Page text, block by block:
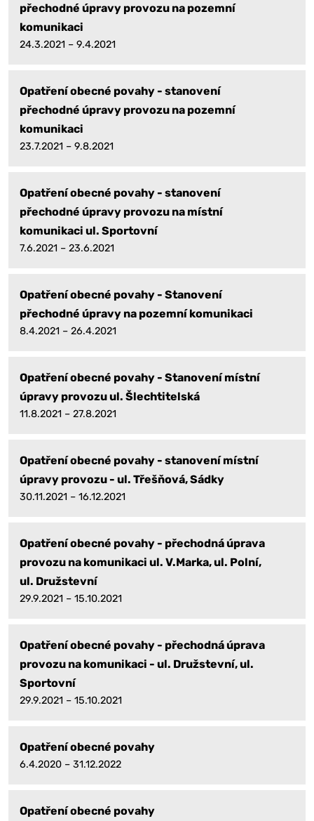
přechodné úpravy provozu na pozemní
komunikaci
24.3.2021 – 9.4.2021
Opatření obecné povahy - stanovení
přechodné úpravy provozu na pozemní
komunikaci
23.7.2021 – 9.8.2021
Opatření obecné povahy - stanovení
přechodné úpravy provozu na místní
komunikaci ul. Sportovní
7.6.2021 – 23.6.2021
Opatření obecné povahy - Stanovení
přechodné úpravy na pozemní komunikaci
8.4.2021 – 26.4.2021
Opatření obecné povahy - Stanovení místní
úpravy provozu ul. Šlechtitelská
11.8.2021 – 27.8.2021
Opatření obecné povahy - stanovení místní
úpravy provozu - ul. Třešňová, Sádky
30.11.2021 – 16.12.2021
Opatření obecné povahy - přechodná úprava
provozu na komunikaci ul. V.Marka, ul. Polní,
ul. Družstevní
29.9.2021 – 15.10.2021
Opatření obecné povahy - přechodná úprava
provozu na komunikaci - ul. Družstevní, ul.
Sportovní
29.9.2021 – 15.10.2021
Opatření obecné povahy
6.4.2020 – 31.12.2022
Opatření obecné povahy